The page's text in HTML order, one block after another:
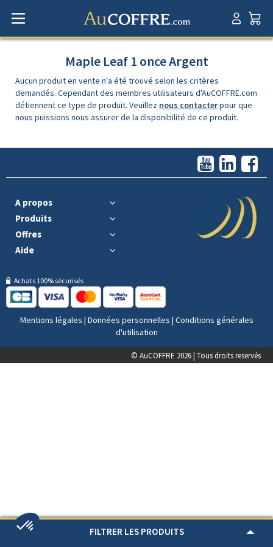
FILTRER LES PRODUITS
Maple Leaf 1 once Argent
Aucun produit en vente n'a été trouvé selon les critères
demandés. Cependant des membres utilisateurs d'AuCOFFRE.com
détiennent ce type de produit. Veuillez nous contacterpour que
nous puissions nous assurer de la disponibilité de ce produit.
A propos
Produits
Offres
Aide
Achats 100% sécurisés
Mentions légales | Données personnelles | Conditions générales
d'utilisation
© AuCOFFRE 2026 | Tous droits reservés